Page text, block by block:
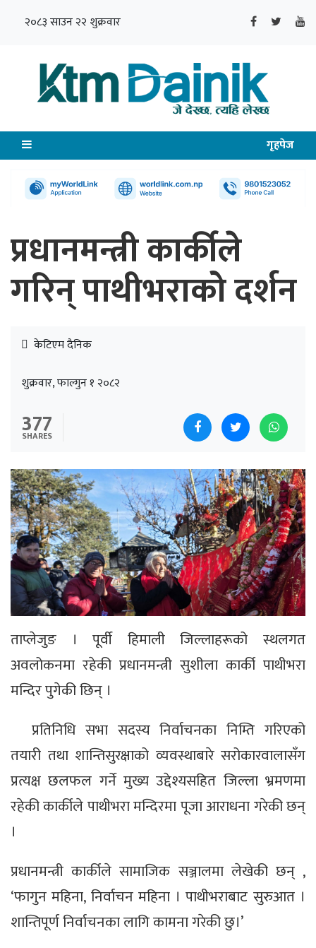
२०८३ साउन २२ शुक्रवार
गृहपेज
प्रधानमन्त्री कार्कीले
गरिन् पाथीभराको दर्शन
केटिएम दैनिक
शुक्रवार, फाल्गुन १ २०८२
377
SHARES
ताप्लेजुङ । पूर्वी हिमाली जिल्लाहरूको स्थलगत
अवलोकनमा रहेकी प्रधानमन्त्री सुशीला कार्की पाथीभरा
मन्दिर पुगेकी छिन् ।
प्रतिनिधि सभा सदस्य निर्वाचनका निम्ति गरिएको
तयारी तथा शान्तिसुरक्षाको व्यवस्थाबारे सरोकारवालासँग
प्रत्यक्ष छलफल गर्ने मुख्य उद्देश्यसहित जिल्ला भ्रमणमा
रहेकी कार्कीले पाथीभरा मन्दिरमा पूजा आराधना गरेकी छन्
।
प्रधानमन्त्री कार्कीले सामाजिक सञ्जालमा लेखेकी छन् ,
‘फागुन महिना, निर्वाचन महिना । पाथीभराबाट सुरुआत ।
शान्तिपूर्ण निर्वाचनका लागि कामना गरेकी छु।’